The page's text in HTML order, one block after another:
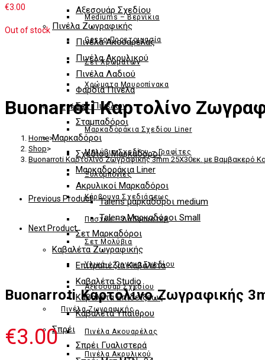
Mediums – Βερνίκια
Gesso-Προετοιμασία
Σετ Χρωμάτων
Χρώματα Μαυροπίνακα
Σχέδιο
Μαρκαδoράκια Σχεδίου Liner
Μολύβια Σχεδίου – Γραφίτες
Ξυλομπογιές
Κάρβουνα Σχεδιάσεως
Παστέλ – Λαδοπαστέλ
Σετ Μολύβια
Υλικά – Όργανα Σχεδίου
Αξεσουάρ Σχεδίου
Πινέλα Ζωγραφικής
Πινέλα Ακουαρέλας
Πινέλα Ακρυλικού
Αξεσουάρ Σχεδίου
Πινέλα Ζωγραφικής
Πινέλα Ακουαρέλας
Πινέλα Ακρυλικού
Πινέλα Λαδιού
Φαρδιά Πινέλα
Σετ Πινέλων
Σταμπαδόροι
Μαρκαδόροι
Σχεδίου Μαρκαδόροι
Μαρκαδοράκια Liner
Ακρυλικοί Μαρκαδόροι
Talens μαρκαδόροι medium
Talens Μαρκαδόροι Small
Σετ Μαρκαδόροι
Καβαλέτα Ζωγραφικής
Επιτραπέζια Καβαλέτα
Καβαλέτα Studio
Καβαλέτα Επιδείξεως
Καβαλέτα Υπαίθρου
Σπρέι
Σπρέι Γυαλιστερά
€3.00
Out of stock
Buonarroti Καρτολίνο
Home>
Shop>
Buonarroti Καρτολίνο Ζωγραφικής 3mm 25Χ30εκ. με Βαμβακερό
Previous Product
Next Product
Buonarroti Καρτολίνο Ζωγραφικής
€3.00